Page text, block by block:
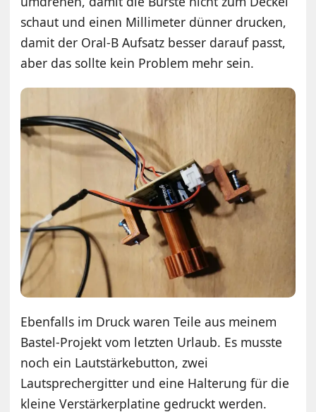
schaut und einen Millimeter dünner drucken,
damit der Oral-B Aufsatz besser darauf passt,
aber das sollte kein Problem mehr sein.
Ebenfalls im Druck waren Teile aus meinem
Bastel-Projekt vom letzten Urlaub. Es musste
noch ein Lautstärkebutton, zwei
Lautsprechergitter und eine Halterung für die
kleine Verstärkerplatine gedruckt werden.